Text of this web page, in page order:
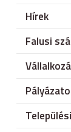
Hírek
Falusi